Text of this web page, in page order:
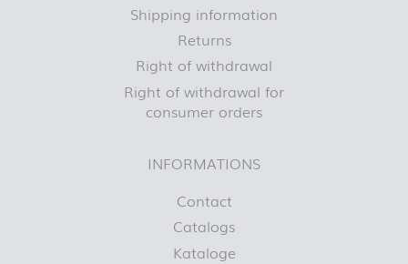
Shipping information
Returns
Right of withdrawal
Right of withdrawal for
consumer orders
INFORMATIONS
Contact
Catalogs
Kataloge